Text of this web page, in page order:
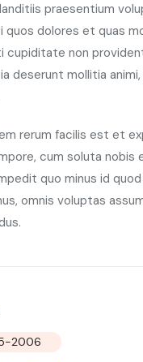
praesentium
quos dolores et quas
non
deserunt mollitia
rerum facilis est et
cum soluta nobis
quo minus id
omnis voluptas
2006